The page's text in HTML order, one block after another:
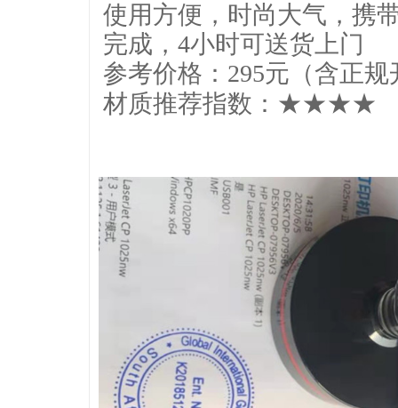
使用方便，时尚大气，携
完成，4小时可送货上门
参考价格：295元（含正
材质推荐指数：★★★★